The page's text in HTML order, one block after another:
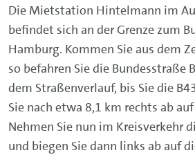
Die Mietstation Hintelmann im
befindet sich an der Grenze zum
Hamburg. Kommen Sie aus dem
so befahren Sie die Bundesstraße
dem Straßenverlauf, bis Sie die
Sie nach etwa 8,1 km rechts ab
Nehmen Sie nun im Kreisverkehr
und biegen Sie dann links ab auf